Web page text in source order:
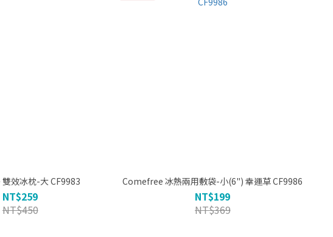
Comefree 雙效冰枕-大 CF9983
NT$259
NT$450
Comefree 冰熱兩用敷袋-小(6") 幸運草 CF9986
NT$199
NT$369